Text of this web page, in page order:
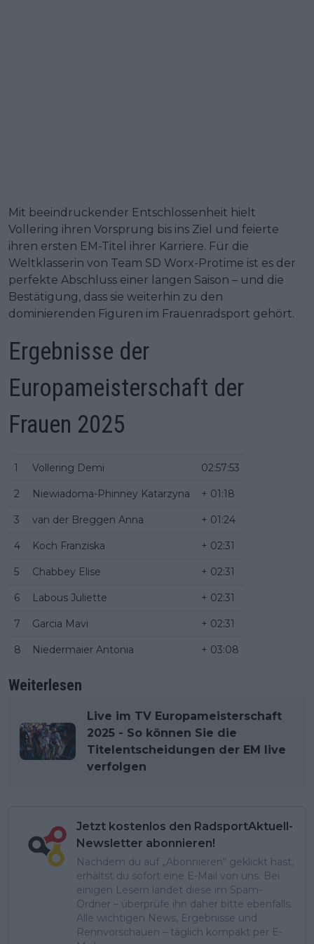
Mit beeindruckender Entschlossenheit hielt
Vollering ihren Vorsprung bis ins Ziel und feierte
ihren ersten EM-Titel ihrer Karriere. Für die
Weltklasserin von Team SD Worx-Protime ist es der
perfekte Abschluss einer langen Saison – und die
Bestätigung, dass sie weiterhin zu den
dominierenden Figuren im Frauenradsport gehört.
Ergebnisse der
Europameisterschaft der
Frauen 2025
1 Vollering Demi 02:57:53
2 Niewiadoma-Phinney Katarzyna + 01:18
3 van der Breggen Anna + 01:24
4 Koch Franziska + 02:31
5 Chabbey Elise + 02:31
6 Labous Juliette + 02:31
7 Garcia Mavi + 02:31
8 Niedermaier Antonia + 03:08
Weiterlesen
Live im TV Europameisterschaft
2025 - So können Sie die
Titelentscheidungen der EM live
verfolgen
Jetzt kostenlos den RadsportAktuell-
Newsletter abonnieren!
Nachdem du auf „Abonnieren“ geklickt hast,
erhältst du sofort eine E-Mail von uns. Bei
einigen Lesern landet diese im Spam-
Ordner – überprüfe ihn daher bitte ebenfalls.
Alle wichtigen News, Ergebnisse und
Rennvorschauen – täglich kompakt per E-